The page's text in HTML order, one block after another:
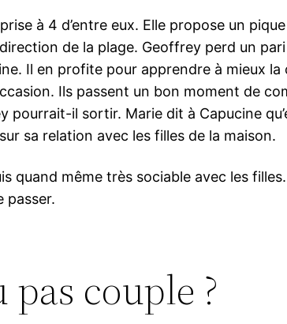
à 4 d’entre eux. Elle propose un
de la plage. Geoffrey perd un
Il en profite pour apprendre à mieux
Ils passent un bon moment de
il sortir. Marie dit à Capucine
sa relation avec les filles de la maison.
quand même très sociable avec les
passer.
couple ?